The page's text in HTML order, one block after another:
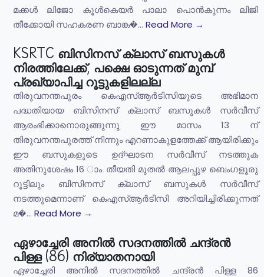
മക്കൾ ലിജോ കൂൾകെയർ പാലാ പൊൻകുന്നം ലിജി
തീക്കോയി സഹകരണ ബാങ്ക�... Read More →
KSRTC ബിസിനസ് ക്ലാസ് ബസുകൾ
നിരത്തിലേക്ക്, പക്ഷെ ഓടുന്നത് മുമ്പ്
പ്രഖ്യാപിച്ച റൂട്ടുകളിലല്ല
തിരുവനന്തപുരം കെഎസ്ആർടിസിയുടെ അഭിമാന
പദ്ധതിയായ ബിസിനസ് ക്ലാസ് ബസുകൾ സർവീസ്
ആരംഭിക്കാനൊരുങ്ങുന്നു ഈ മാസം 13 ന്
തിരുവനന്തപുരത്ത് നിന്നും എറണാകുളത്തേക്ക് ആയിരിക്കും
ഈ ബസുകളുടെ ഉദ്ഘാടന സർവീസ് നടത്തുക
അതിനുശേഷം 16 ാം തീയതി മുതൽ ആലപ്പുഴ ബെംഗളൂരു
റൂട്ടിലും ബിസിനസ് ക്ലാസ് ബസുകൾ സർവീസ്
നടത്തുമെന്നാണ് കെഎസ്ആർടിസി അറിയിച്ചിരിക്കുന്നത്
മ�... Read More →
ഏഴാച്ചേരി അനിൽ സദനത്തിൽ ചന്ദ്രൻ
പിള്ള (86) നിര്യാതനായി
ഏഴാച്ചേരി അനിൽ സദനത്തിൽ ചന്ദ്രൻ പിള്ള 86